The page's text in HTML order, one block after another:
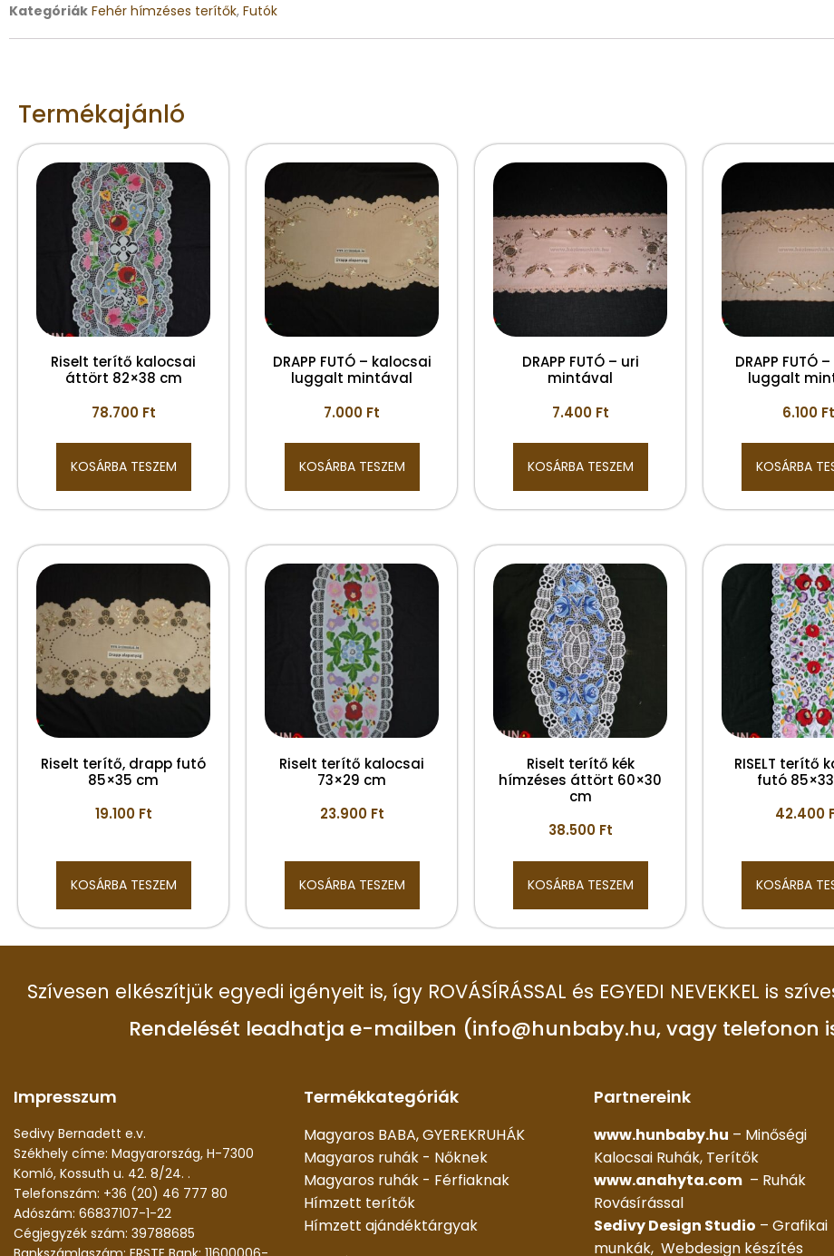
Kategóriák Fehér hímzéses terítők, Futók
Termékajánló
Riselt terítő kalocsai
áttört 82×38 cm
78.700 Ft
KOSÁRBA TESZEM
DRAPP FUTÓ – kalocsai
luggalt mintával
7.000 Ft
KOSÁRBA TESZEM
DRAPP FUTÓ – uri
mintával
7.400 Ft
KOSÁRBA TESZEM
DRAPP FUTÓ
luggalt
6.100 Ft
KOSÁRBA
Riselt terítő, drapp futó
85×35 cm
19.100 Ft
KOSÁRBA TESZEM
Riselt terítő kalocsai
73×29 cm
23.900 Ft
KOSÁRBA TESZEM
Riselt terítő kék
hímzéses áttört 60×30
cm
38.500 Ft
KOSÁRBA TESZEM
RISELT terítő
futó
42.400
KOSÁRBA
Szívesen elkészítjük egyedi igényeit is, így ROVÁSÍRÁSSAL és EGYEDI NEVEKKEL is
Rendelését leadhatja e-mailben (info@hunbaby.hu, vagy telefonon
Impresszum
Sedivy Bernadett e.v.
Székhely címe: Magyarország, H-7300
Komló, Kossuth u. 42. 8/24. .
Telefonszám: +36 (20) 46 777 80
Adószám: 66837107-1-22
Cégjegyzék szám: 39788685
Termékkategóriák
Magyaros BABA, GYEREKRUHÁK
Magyaros ruhák - Nőknek
Magyaros ruhák - Férfiaknak
Hímzett terítők
Hímzett ajándéktárgyak
Partnereink
www.hunbaby.hu – Minőségi
Kalocsai Ruhák, Terítők
www.anahyta.com – Ruhák
Rovásírással
Sedivy Design Studio – Grafikai
munkák, Webdesign készítés